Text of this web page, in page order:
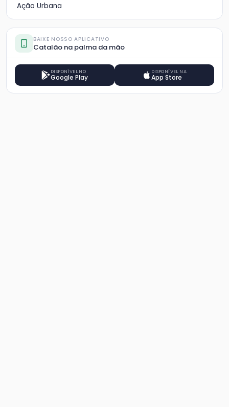
Ação Urbana
BAIXE NOSSO APLICATIVO
Catalão na palma da mão
DISPONÍVEL NO
Google Play
DISPONÍVEL NA
App Store